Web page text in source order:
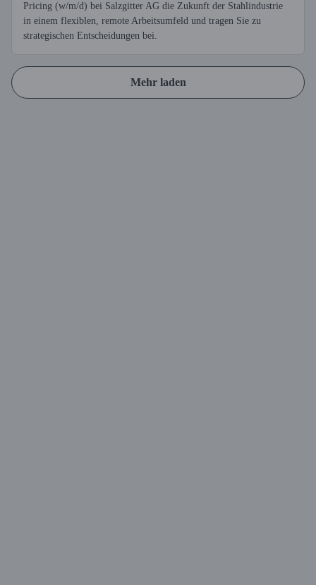
Pricing (w/m/d) bei Salzgitter AG die Zukunft der Stahlindustrie
in einem flexiblen, remote Arbeitsumfeld und tragen Sie zu
strategischen Entscheidungen bei.
Mehr laden